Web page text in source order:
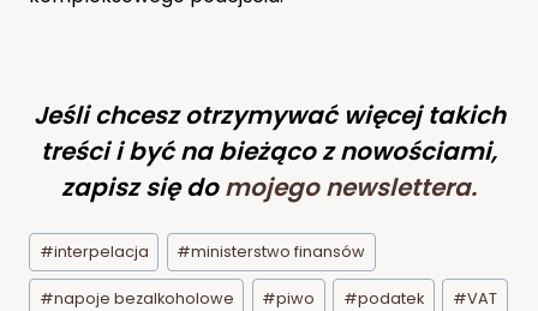
Jeśli chcesz otrzymywać więcej takich
treści i być na bieżąco z nowościami,
zapisz się do mojego newslettera.
Tagi
wpisu:
#interpelacja #ministerstwo finansów
#napoje bezalkoholowe #piwo #podatek #VAT